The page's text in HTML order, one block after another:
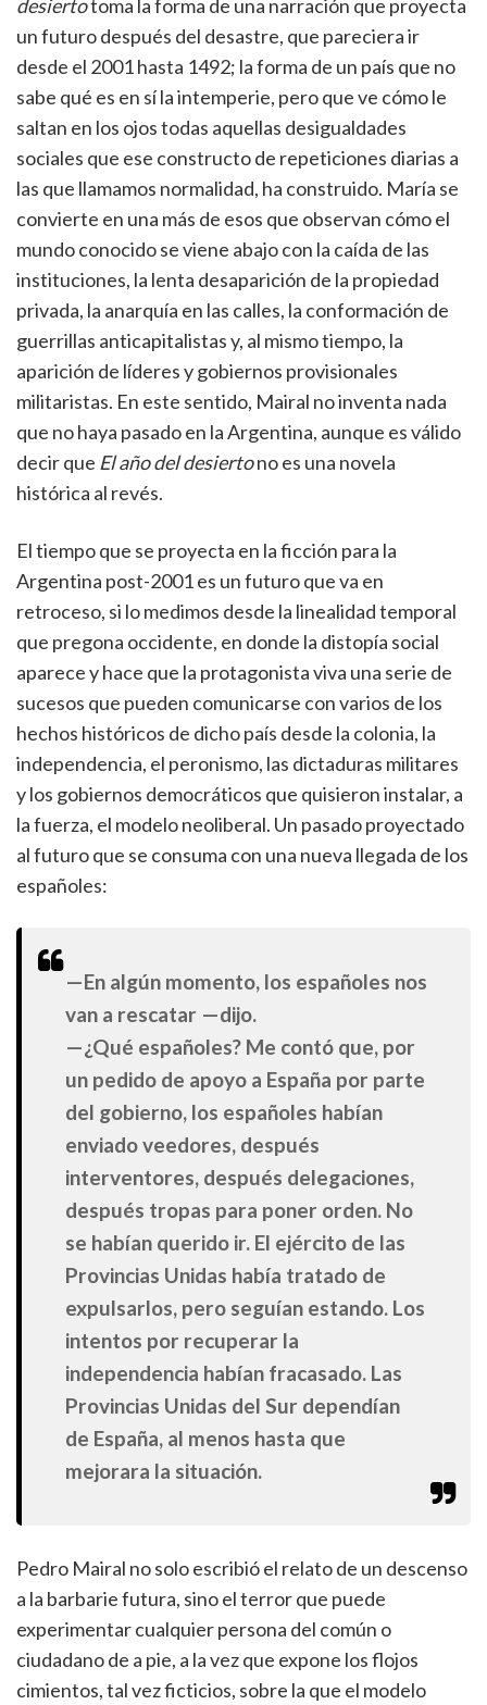
desiertotoma la forma de una narración que proyecta
un futuro después del desastre, que pareciera ir
desde el 2001 hasta 1492; la forma de un país que no
sabe qué es en sí la intemperie, pero que ve cómo le
saltan en los ojos todas aquellas desigualdades
sociales que ese constructo de repeticiones diarias a
las que llamamos normalidad, ha construido. María se
convierte en una más de esos que observan cómo el
mundo conocido se viene abajo con la caída de las
instituciones, la lenta desaparición de la propiedad
privada, la anarquía en las calles, la conformación de
guerrillas anticapitalistas y, al mismo tiempo, la
aparición de líderes y gobiernos provisionales
militaristas. En este sentido, Mairal no inventa nada
que no haya pasado en la Argentina, aunque es válido
decir que El año del desiertono es una novela
histórica al revés.
El tiempo que se proyecta en la ficción para la
Argentina post-2001 es un futuro que va en
retroceso, si lo medimos desde la linealidad temporal
que pregona occidente, en donde la distopía social
aparece y hace que la protagonista viva una serie de
sucesos que pueden comunicarse con varios de los
hechos históricos de dicho país desde la colonia, la
independencia, el peronismo, las dictaduras militares
y los gobiernos democráticos que quisieron instalar, a
la fuerza, el modelo neoliberal. Un pasado proyectado
al futuro que se consuma con una nueva llegada de los
españoles:
—En algún momento, los españoles nos
van a rescatar —dijo.
—¿Qué españoles? Me contó que, por
un pedido de apoyo a España por parte
del gobierno, los españoles habían
enviado veedores, después
interventores, después delegaciones,
después tropas para poner orden. No
se habían querido ir. El ejército de las
Provincias Unidas había tratado de
expulsarlos, pero seguían estando. Los
intentos por recuperar la
independencia habían fracasado. Las
Provincias Unidas del Sur dependían
de España, al menos hasta que
mejorara la situación.
Pedro Mairal no solo escribió el relato de un descenso
a la barbarie futura, sino el terror que puede
experimentar cualquier persona del común o
ciudadano de a pie, a la vez que expone los flojos
cimientos, tal vez ficticios, sobre la que el modelo